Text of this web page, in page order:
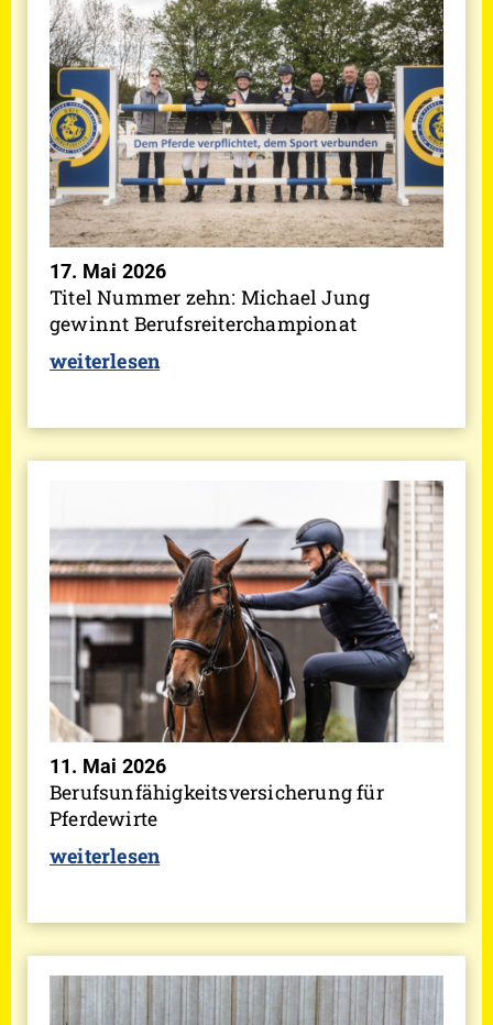
17. Mai 2026
Titel Nummer zehn: Michael Jung
gewinnt Berufsreiterchampionat
weiterlesen
11. Mai 2026
Berufsunfähigkeitsversicherung für
Pferdewirte
weiterlesen